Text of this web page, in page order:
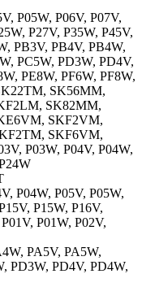
P05W, P06V, P07V,
P27V, P35W, P45V,
PB3V, PB4V, PB4W,
PC5W, PD3W, PD4V,
PE8W, PF6W, PF8W,
SK56MM,
SK82MM,
SKF2VM,
SKF6VM,
P03W, P04V, P04W,
P04W, P05V, P05W,
P15W, P16V,
P01W, P02V,
PA5V, PA5W,
PD3W, PD4V, PD4W,